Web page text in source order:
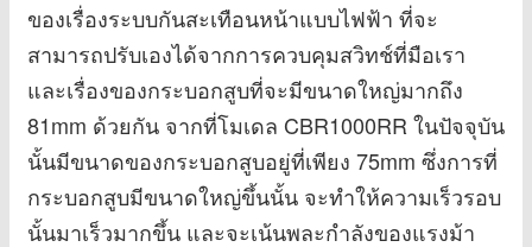
ของเรื่องระบบกันสะเทือนหน้าแบบไฟฟ้า ที่จะ
สามารถปรับเองได้จากการควบคุมสวิทช์ที่มือเรา
และเรื่องของกระบอกสูบที่จะมีขนาดใหญ่มากถึง
81mm ด้วยกัน จากที่โมเดล CBR1000RR ในปัจจุบัน
นั้นมีขนาดของกระบอกสูบอยู่ที่เพียง 75mm ซึ่งการที่
กระบอกสูบมีขนาดใหญ่ขึ้นนั้น จะทำให้ความเร็วรอบ
นั้นมาเร็วมากขึ้น และจะเน้นพละกำลังของแรงม้า